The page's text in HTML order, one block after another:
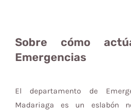
Sobre cómo
Emergencias
El departamento de
Madariaga es un eslabón